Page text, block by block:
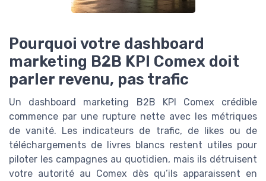
Pourquoi votre dashboard
marketing B2B KPI Comex doit
parler revenu, pas trafic
Un dashboard marketing B2B KPI Comex crédible
commence par une rupture nette avec les métriques
de vanité. Les indicateurs de trafic, de likes ou de
téléchargements de livres blancs restent utiles pour
piloter les campagnes au quotidien, mais ils détruisent
votre autorité au Comex dès qu’ils apparaissent en